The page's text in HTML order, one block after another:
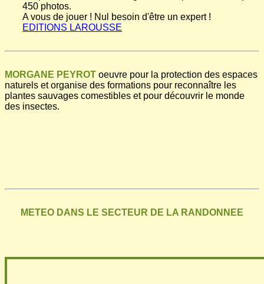
450 photos.
A vous de jouer ! Nul besoin d'être un expert !
EDITIONS LAROUSSE
MORGANE PEYROT oeuvre pour la protection des espaces
naturels et organise des formations pour reconnaître les
plantes sauvages comestibles et pour découvrir le monde
des insectes.
METEO DANS LE SECTEUR DE LA RANDONNEE